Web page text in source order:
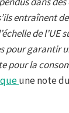
entraînent
de l’UE
pour garantir
pour la
une note